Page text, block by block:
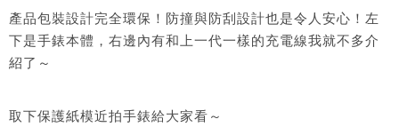
產品包裝設計完全環保！防撞與防刮設計也是令人安心！左
下是手錶本體，右邊內有和上一代一樣的充電線我就不多介
紹了～
取下保護紙模近拍手錶給大家看～